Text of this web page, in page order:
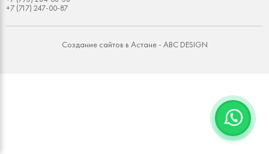
+7 (717) 247-00-87
Создание сайтов в Астане - ABC DESIGN